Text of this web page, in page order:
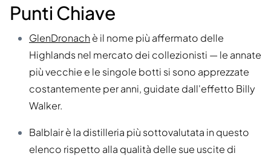
Punti Chiave
GlenDronach è il nome più affermato delle
Highlands nel mercato dei collezionisti — le annate
più vecchie e le singole botti si sono apprezzate
costantemente per anni, guidate dall'effetto Billy
Walker.
Balblair è la distilleria più sottovalutata in questo
elenco rispetto alla qualità delle sue uscite di